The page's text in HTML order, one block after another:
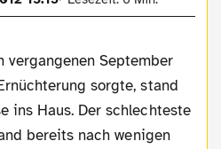
vergangenen September
sorgte, stand
ins Haus. Der schlechteste
bereits nach wenigen